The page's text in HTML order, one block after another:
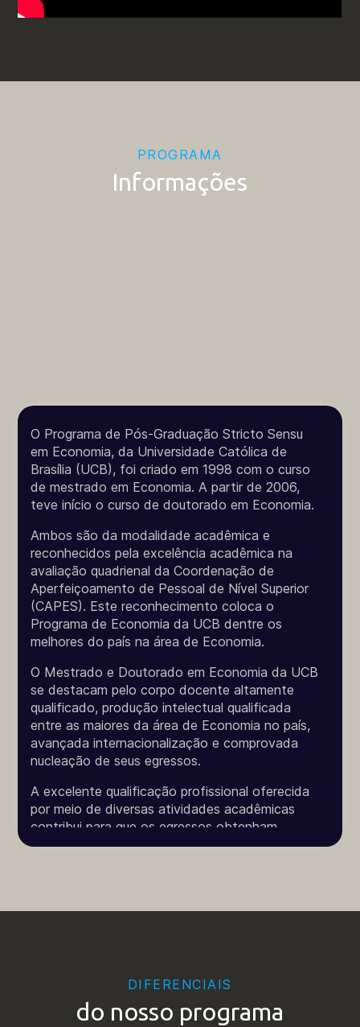
PROGRAMA
Informações
O Programa de Pós-Graduação Stricto Sensu
em Economia, da Universidade Católica de
Brasília (UCB), foi criado em 1998 com o curso
de mestrado em Economia. A partir de 2006,
teve início o curso de doutorado em Economia.
Ambos são da modalidade acadêmica e
reconhecidos pela excelência acadêmica na
avaliação quadrienal da Coordenação de
Aperfeiçoamento de Pessoal de Nível Superior
(CAPES). Este reconhecimento coloca o
Programa de Economia da UCB dentre os
melhores do país na área de Economia.
O Mestrado e Doutorado em Economia da UCB
se destacam pelo corpo docente altamente
qualificado, produção intelectual qualificada
entre as maiores da área de Economia no país,
avançada internacionalização e comprovada
nucleação de seus egressos.
A excelente qualificação profissional oferecida
por meio de diversas atividades acadêmicas
contribui para que os egressos obtenham
sucesso profissional em várias carreiras no
ensino e centros de pesquisa.
Finanças, com cada uma possuindo linhas de
pesquisa específicas.
DIFERENCIAIS
do nosso programa